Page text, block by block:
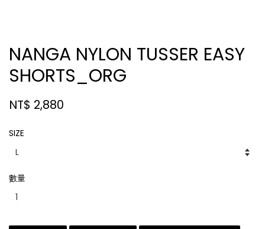
NANGA NYLON TUSSER EASY
SHORTS_ORG
NT$ 2,880
SIZE
數量